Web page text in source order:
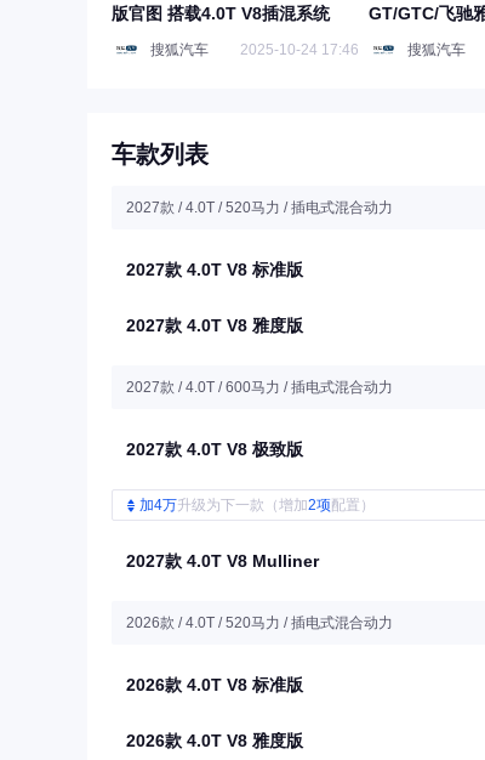
版官图 搭载4.0T V8插混系统
搜狐汽车 2025-10-24 17:46
GT/GTC/飞驰
搜狐汽车
车款列表
2027款 / 4.0T / 520马力 / 插电式混合动力
2027款 4.0T V8 标准版
2027款 4.0T V8 雅度版
2027款 / 4.0T / 600马力 / 插电式混合动力
2027款 4.0T V8 极致版
加4万升级为下一款（增加2项配置）
2027款 4.0T V8 Mulliner
2026款 / 4.0T / 520马力 / 插电式混合动力
2026款 4.0T V8 标准版
2026款 4.0T V8 雅度版